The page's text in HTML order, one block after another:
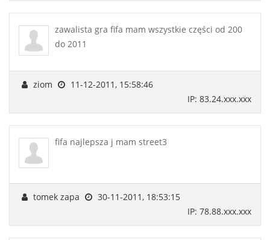
zawalista gra fifa mam wszystkie części od 200
do 2011
ziom
11-12-2011, 15:58:46
IP: 83.24.xxx.xxx
fifa najlepsza j mam street3
tomek zapa
30-11-2011, 18:53:15
IP: 78.88.xxx.xxx